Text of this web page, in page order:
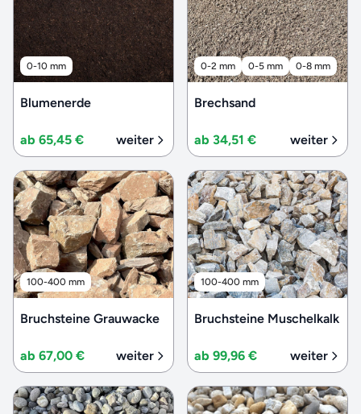
0-10 mm
Blumenerde
ab 65,45 € weiter
0-2 mm 0-5 mm 0-8 mm
Brechsand
ab 34,51 € weiter
100-400 mm
Bruchsteine Grauwacke
ab 67,00 € weiter
100-400 mm
Bruchsteine Muschelkalk
ab 99,96 € weiter